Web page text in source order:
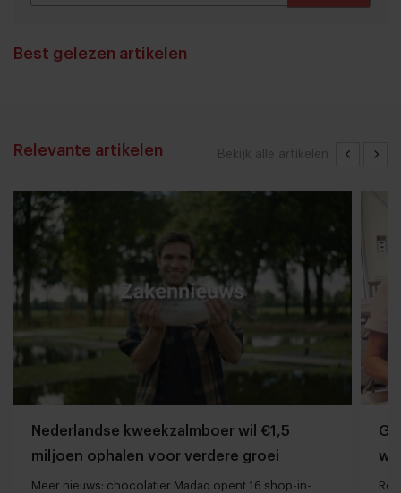
Best gelezen artikelen
Bekijk alle artikelen
Relevante artikelen
Nederlandse kweekzalmboer wil €1,5
miljoen ophalen voor verdere groei
Meer nieuws: chocolatier Madaq opent 16 shop-in-